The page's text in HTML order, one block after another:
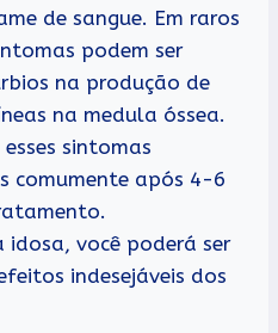
de sangue. Em raros
podem ser
na produção de
na medula óssea.
sintomas
comumente após 4-6
idosa, você poderá ser
indesejáveis dos